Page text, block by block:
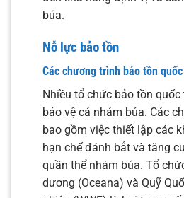
búa.
Nỗ lực bảo tồn
Các chương trình bảo tồn
Nhiều tổ chức bảo tồn
bảo vệ cá nhám búa. Các
bao gồm việc thiết lập các
hạn chế đánh bắt và tăng
quần thể nhám búa. Tổ
dương (Oceana) và Quỹ